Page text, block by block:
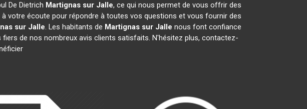
De Dietrich Martignas sur Jalle, ce qui nous permet de vous offrir des
votre écoute pour répondre à toutes vos questions et vous fournir des
sur Jalle. Les habitants de Martignas sur Jalle nous font confiance
de nos nombreux avis clients satisfaits. N'hésitez plus, contactez-